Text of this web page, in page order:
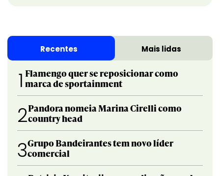
Recentes Mais lidas
1 Flamengo quer se reposicionar como
marca de sportainment
2Pandora nomeia Marina Cirelli como
country head
3Grupo Bandeirantes tem novo líder
comercial